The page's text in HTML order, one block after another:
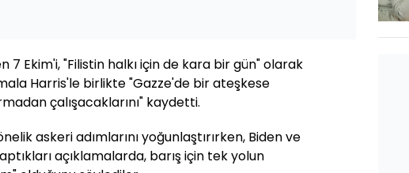
7 Ekim'i, "Filistin halkı için de kara bir gün" olarak
Harris'le birlikte "Gazze'de bir ateşkese
çalışacaklarını" kaydetti.
askeri adımlarını yoğunlaştırırken, Biden ve
açıklamalarda, barış için tek yolun